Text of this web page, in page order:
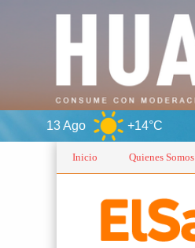
+14°C 14 Ago
Inicio Quienes Somos